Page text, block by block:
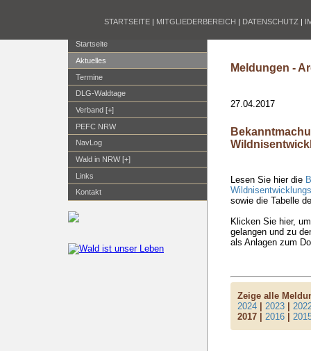
STARTSEITE | MITGLIEDERBEREICH | DATENSCHUTZ |
Startseite
Aktuelles
Termine
DLG-Waldtage
Verband [+]
PEFC NRW
NavLog
Wald in NRW [+]
Links
Kontakt
Meldungen -
27.04.2017
Lesen Sie hier die
sowie die Tabelle
Klicken Sie hier,
gelangen und zu
als Anlagen zum
Zeige alle
2024 |2023 |
2017 |2016 |